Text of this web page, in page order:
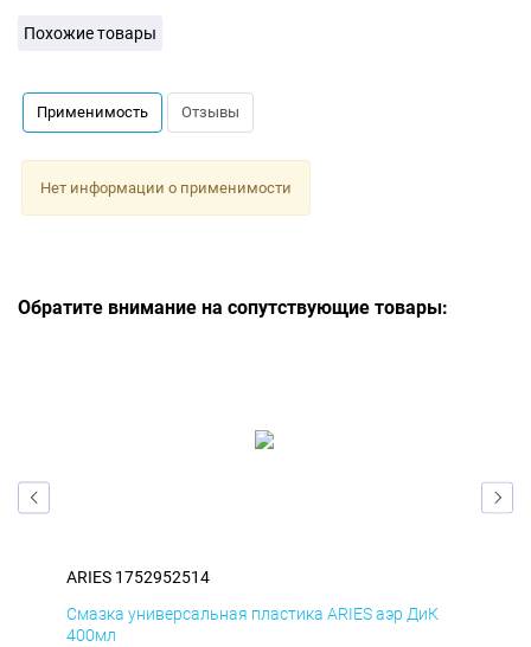
Похожие товары
Применимость Отзывы
Нет информации о применимости
Обратите внимание на сопутствующие товары:
ARIES 1752952514
Смазка универсальная пластика ARIES аэр ДиК
400мл